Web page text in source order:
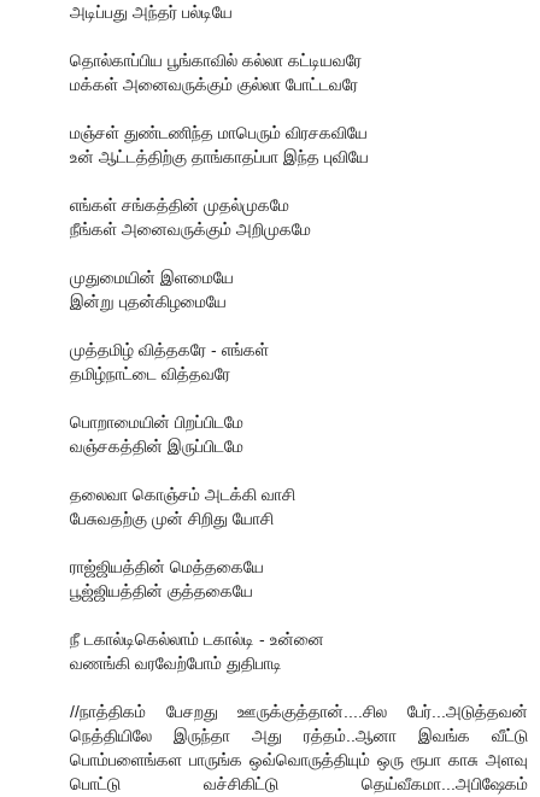
அடிப்பது அந்தர் பல்டியே
தொல்காப்பிய பூங்காவில் கல்லா கட்டியவரே
மக்கள் அனைவருக்கும் குல்லா போட்டவரே
மஞ்சள் துண்டணிந்த மாபெரும் விரசகவியே
உன் ஆட்டத்திற்கு தாங்காதப்பா இந்த புவியே
எங்கள் சங்கத்தின் முதல்முகமே
நீங்கள் அனைவருக்கும் அறிமுகமே
முதுமையின் இளமையே
இன்று புதன்கிழமையே
முத்தமிழ் வித்தகரே - எங்கள்
தமிழ்நாட்டை வித்தவரே
பொறாமையின் பிறப்பிடமே
வஞ்சகத்தின் இருப்பிடமே
தலைவா கொஞ்சம் அடக்கி வாசி
பேசுவதற்கு முன் சிறிது யோசி
ராஜ்ஜியத்தின் மெத்தகையே
பூஜ்ஜியத்தின் குத்தகையே
நீ டகால்டிகெல்லாம் டகால்டி - உன்னை
வணங்கி வரவேற்போம் துதிபாடி
//நாத்திகம் பேசறது ஊருக்குத்தான்....சில பேர்...அடுத்தவன்
நெத்தியிலே இருந்தா அது ரத்தம்..ஆனா இவங்க வீட்டு
பொம்பளைங்கள பாருங்க ஒவ்வொருத்தியும் ஒரு ரூபா காசு அளவு
பொட்டு வச்சிகிட்டு தெய்வீகமா...அபிஷேகம்